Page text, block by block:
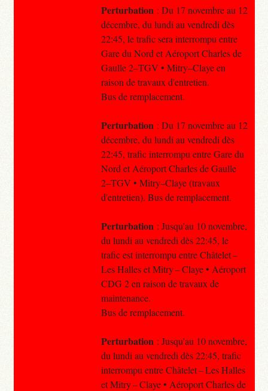
Perturbation : Du 17 novembre au 12
décembre, du lundi au vendredi dès
22:45, le trafic sera interrompu entre
Gare du Nord et Aéroport Charles de
Gaulle 2–TGV • Mitry–Claye en
raison de travaux d'entretien.
Bus de remplacement.
Perturbation : Du 17 novembre au 12
décembre, du lundi au vendredi dès
22:45, trafic interrompu entre Gare du
Nord et Aéroport Charles de Gaulle
2–TGV • Mitry–Claye (travaux
d'entretien). Bus de remplacement.
Perturbation : Jusqu'au 10 novembre,
du lundi au vendredi dès 22:45, le
trafic est interrompu entre Châtelet –
Les Halles et Mitry – Claye • Aéroport
CDG 2 en raison de travaux de
maintenance.
Bus de remplacement.
Perturbation : Jusqu'au 10 novembre,
du lundi au vendredi dès 22:45, trafic
interrompu entre Châtelet – Les Halles
et Mitry – Claye • Aéroport Charles de